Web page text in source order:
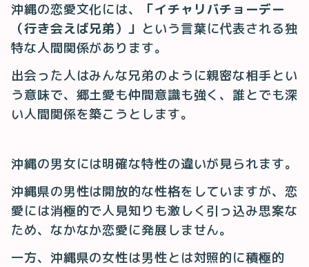
沖縄の恋愛文化には、
「イチャリバチョーデー
（行き会えば兄弟）」 という言葉に代表される独
特な人間関係があります。
出会った人はみんな兄弟のように親密な相手とい
う意味で、郷土愛も仲間意識も強く、誰とでも深
い人間関係を築こうとします。
沖縄の男女には明確な特性の違いが見られます。
沖縄県の男性は開放的な性格をしていますが、恋
愛には消極的で人見知りも激しく引っ込み思案な
ため、なかなか恋愛に発展しません。
一方、沖縄県の女性は男性とは対照的に積極的